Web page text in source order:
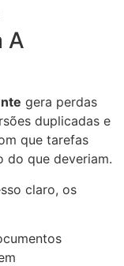
A
gera perdas
duplicadas e
que tarefas
do que deveriam.
claro, os